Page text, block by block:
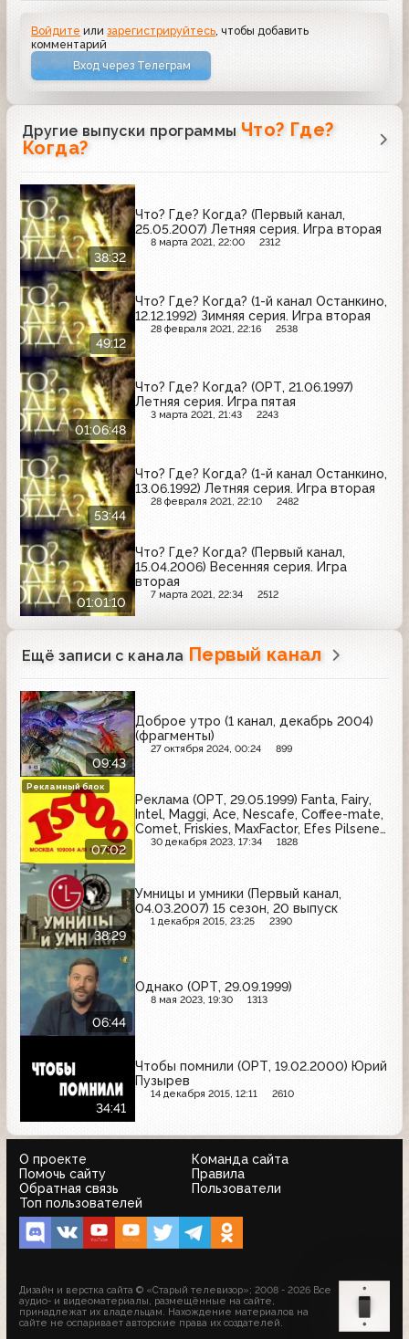
Войдите илизарегистрируйтесь , чтобы добавить
комментарий
Вход через Телеграм
Другие выпуски программы Что? Где?
Когда?
38:32
Что? Где? Когда? (Первый канал,
25.05.2007) Летняя серия. Игра вторая
8 марта 2021, 22:00 2312
49:12
Что? Где? Когда? (1-й канал Останкино,
12.12.1992) Зимняя серия. Игра вторая
28 февраля 2021, 22:16 2538
01:06:48
Что? Где? Когда? (ОРТ, 21.06.1997)
Летняя серия. Игра пятая
3 марта 2021, 21:43 2243
53:44
Что? Где? Когда? (1-й канал Останкино,
13.06.1992) Летняя серия. Игра вторая
28 февраля 2021, 22:10 2482
01:01:10
Что? Где? Когда? (Первый канал,
15.04.2006) Весенняя серия. Игра
вторая
7 марта 2021, 22:34 2512
Ещё записи с канала Первый канал
09:43
Доброе утро (1 канал, декабрь 2004)
(фрагменты)
27 октября 2024, 00:24 899
07:02
Реклама (ОРТ, 29.05.1999) Fanta, Fairy,
Intel, Maggi, Ace, Nescafe, Coffee-mate,
Comet, Friskies, MaxFactor, Efes Pilsener,
Blend-a-med, Миф, Tampax, Беседа,
30 декабря 2023, 17:34 1828
Рекламный блок
38:29
Умницы и умники (Первый канал,
04.03.2007) 15 сезон, 20 выпуск
1 декабря 2015, 23:25 2390
06:44
Однако (ОРТ, 29.09.1999)
8 мая 2023, 19:30 1313
34:41
Чтобы помнили (ОРТ, 19.02.2000) Юрий
Пузырев
14 декабря 2015, 12:11 2610
О проекте
Команда сайта
Помочь сайту
Правила
Обратная связь
Пользователи
Топ пользователей
Дизайн и верстка сайта © «Старый телевизор»; 2008 - 2026 Все
аудио- и видеоматериалы, размещённые на сайте,
принадлежат их владельцам. Нахождение материалов на
сайте не оспаривает авторские права их создателей.